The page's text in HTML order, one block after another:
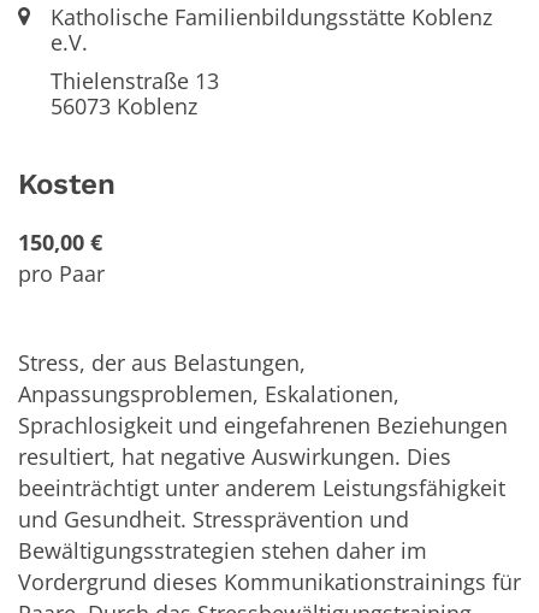
Ort:Katholische Familienbildungsstätte Koblenz
e.V.
Thielenstraße 13
56073 Koblenz
Kosten
150,00 €
pro Paar
Stress, der aus Belastungen,
Anpassungsproblemen, Eskalationen,
Sprachlosigkeit und eingefahrenen Beziehungen
resultiert, hat negative Auswirkungen. Dies
beeinträchtigt unter anderem Leistungsfähigkeit
und Gesundheit. Stressprävention und
Bewältigungsstrategien stehen daher im
Vordergrund dieses Kommunikationstrainings für